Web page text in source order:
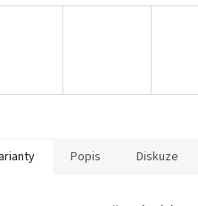
Popis Diskuze